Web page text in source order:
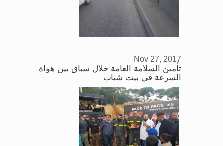
Nov 27, 2017
تأمين السلامة العامة خلال سباق بين هواة
السرعة في بيت شباب